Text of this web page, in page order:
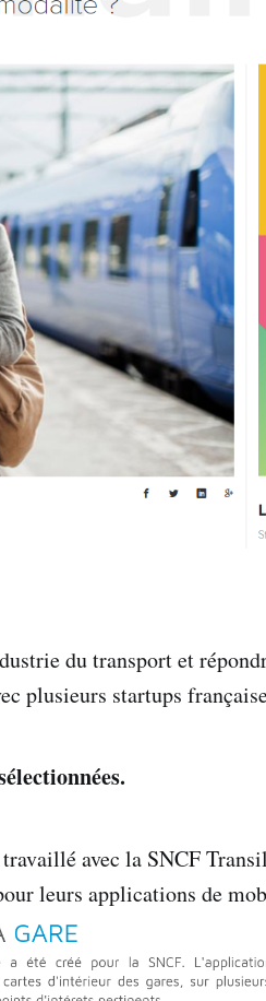
du transport et
plusieurs startups
avec la SNCF
leurs applications de